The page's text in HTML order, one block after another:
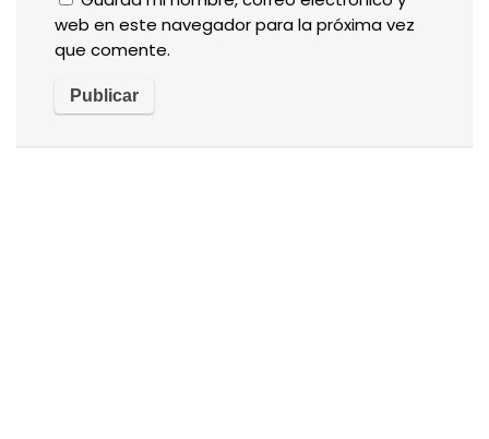
web en este navegador para la próxima vez
que comente.